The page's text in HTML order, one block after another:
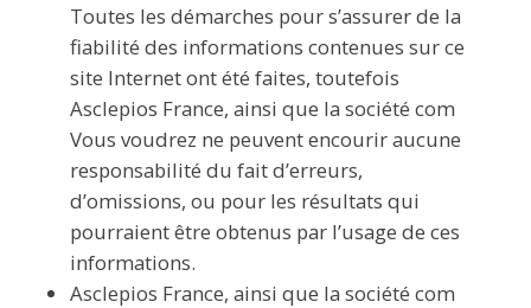
Toutes les démarches pour s’assurer de la
fiabilité des informations contenues sur ce
site Internet ont été faites, toutefois
Asclepios France, ainsi que la société com
Vous voudrez ne peuvent encourir aucune
responsabilité du fait d’erreurs,
d’omissions, ou pour les résultats qui
pourraient être obtenus par l’usage de ces
informations.
Asclepios France, ainsi que la société com